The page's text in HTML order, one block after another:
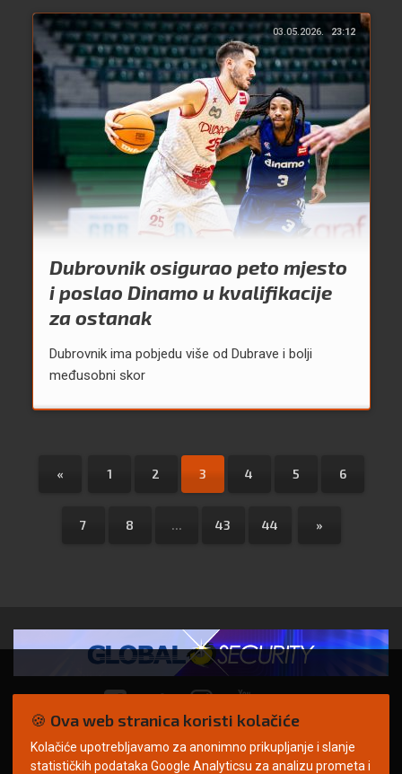
03.05.2026. 23:12
Dubrovnik osigurao peto mjesto
i poslao Dinamo u kvalifikacije
za ostanak
Dubrovnik ima pobjedu više od Dubrave i bolji
međusobni skor
« 1 2 3 4 5 6
7 8 ... 43 44 »
© Copyright 2026. | ARILEO
🍪 Ova web stranica koristi kolačiće
Kolačiće upotrebljavamo za anonimno prikupljanje i slanje
statističkih podataka Google Analyticsu za analizu prometa i